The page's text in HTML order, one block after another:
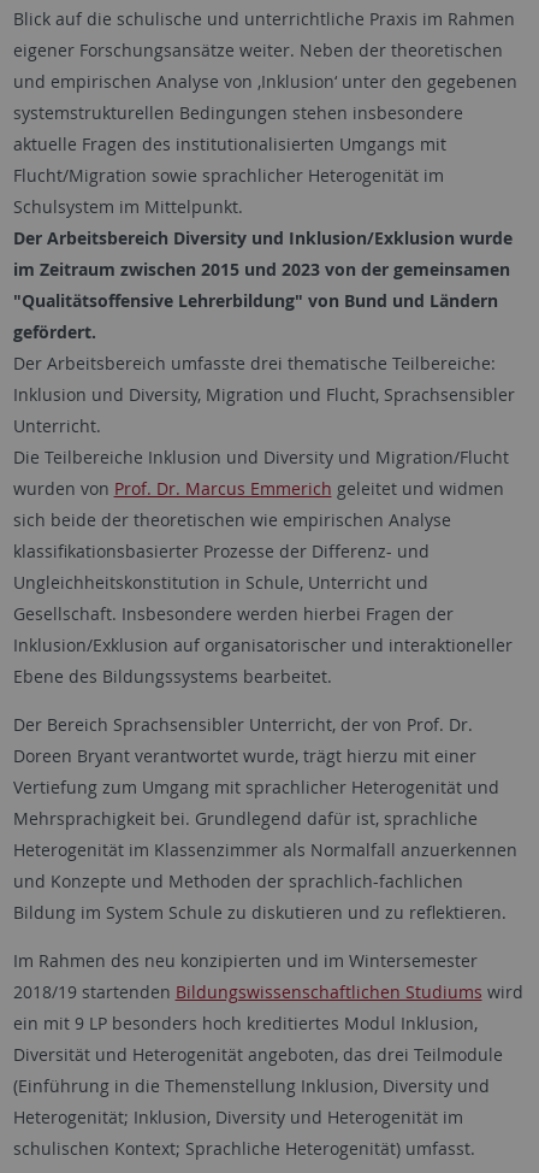
Blick auf die schulische und unterrichtliche Praxis im Rahmen
eigener Forschungsansätze weiter. Neben der theoretischen
und empirischen Analyse von ‚Inklusion‘ unter den gegebenen
systemstrukturellen Bedingungen stehen insbesondere
aktuelle Fragen des institutionalisierten Umgangs mit
Flucht/Migration sowie sprachlicher Heterogenität im
Schulsystem im Mittelpunkt.
Der Arbeitsbereich Diversity und Inklusion/Exklusion wurde
im Zeitraum zwischen 2015 und 2023 von der gemeinsamen
"Qualitätsoffensive Lehrerbildung" von Bund und Ländern
gefördert.
Der Arbeitsbereich umfasste drei thematische Teilbereiche:
Inklusion und Diversity, Migration und Flucht, Sprachsensibler
Unterricht.
Die Teilbereiche Inklusion und Diversity und Migration/Flucht
wurden von Prof. Dr. Marcus Emmerich geleitet und widmen
sich beide der theoretischen wie empirischen Analyse
klassifikationsbasierter Prozesse der Differenz- und
Ungleichheitskonstitution in Schule, Unterricht und
Gesellschaft. Insbesondere werden hierbei Fragen der
Inklusion/Exklusion auf organisatorischer und interaktioneller
Ebene des Bildungssystems bearbeitet.
Der Bereich Sprachsensibler Unterricht, der von Prof. Dr.
Doreen Bryant verantwortet wurde, trägt hierzu mit einer
Vertiefung zum Umgang mit sprachlicher Heterogenität und
Mehrsprachigkeit bei. Grundlegend dafür ist, sprachliche
Heterogenität im Klassenzimmer als Normalfall anzuerkennen
und Konzepte und Methoden der sprachlich-fachlichen
Bildung im System Schule zu diskutieren und zu reflektieren.
Im Rahmen des neu konzipierten und im Wintersemester
2018/19 startenden Bildungswissenschaftlichen Studiums wird
ein mit 9 LP besonders hoch kreditiertes Modul Inklusion,
Diversität und Heterogenität angeboten, das drei Teilmodule
(Einführung in die Themenstellung Inklusion, Diversity und
Heterogenität; Inklusion, Diversity und Heterogenität im
schulischen Kontext; Sprachliche Heterogenität) umfasst.